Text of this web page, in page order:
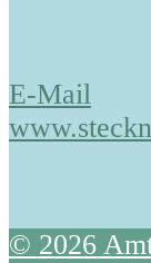
E-Mail
© 2026